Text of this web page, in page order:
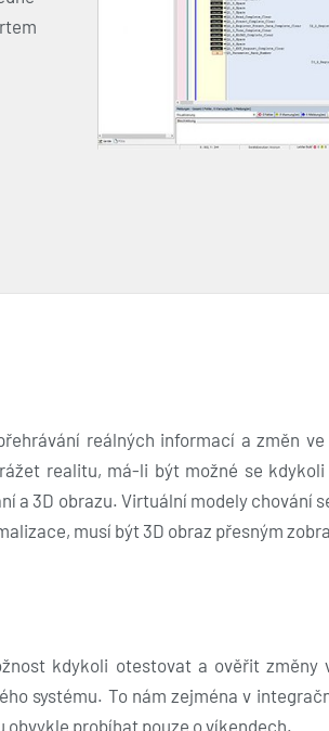
reálných informací a změn
realitu, má-li být možné se
a 3D obrazu. Virtuální modely chování
musí být 3D obraz přesným
kdykoli otestovat a ověřit změny
systému. To nám zejména v
probíhat pouze o víkendech.